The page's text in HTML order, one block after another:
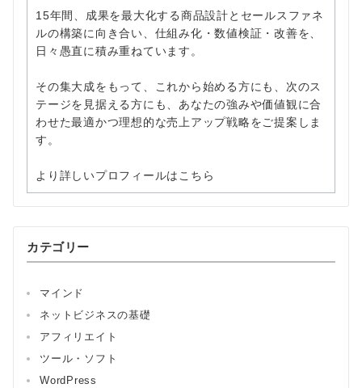
15年間、成果を最大化する商品設計とセールスファネ
ルの構築に向き合い、仕組み化・数値検証・改善を、
日々愚直に積み重ねています。
その集大成をもって、これから始める方にも、次のス
テージを見据える方にも、あなたの強みや価値観に合
わせた最適かつ理想的な売上アップ戦略をご提案しま
す。
より詳しいプロフィールはこちら
カテゴリー
マインド
ネットビジネスの基礎
アフィリエイト
ツール・ソフト
WordPress